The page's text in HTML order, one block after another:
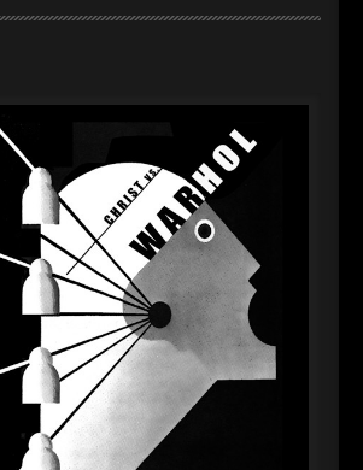
► Rattenfänger
► Dia De Los Muertos
Oberer Totpunkt
Alltag macht tot
Oberer Totpunkt
Die Krieger
Oberer Totpunkt
Imperator
Oberer Totpunkt
Maschinenherz
Oberer Totpunkt
Der Siebte Tag
Oberer Totpunkt
Langfristig gesehen (sind wir alle tot)
Oberer Totpunkt